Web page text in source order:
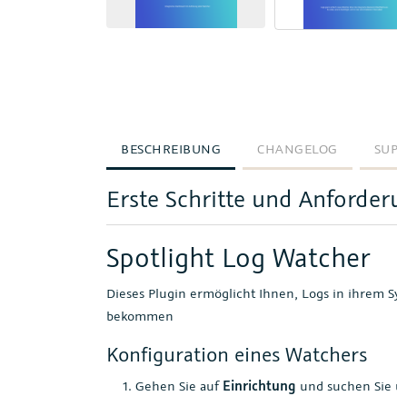
BESCHREIBUNG CHANGELOG
Erste Schritte und
Spotlight Log Watcher
Dieses Plugin ermöglicht Ihnen, Logs in ihrem
bekommen
Konfiguration eines Watchers
Gehen Sie auf Einrichtung und suchen